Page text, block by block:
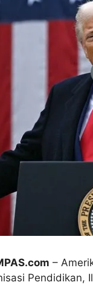
–
Pendidikan,